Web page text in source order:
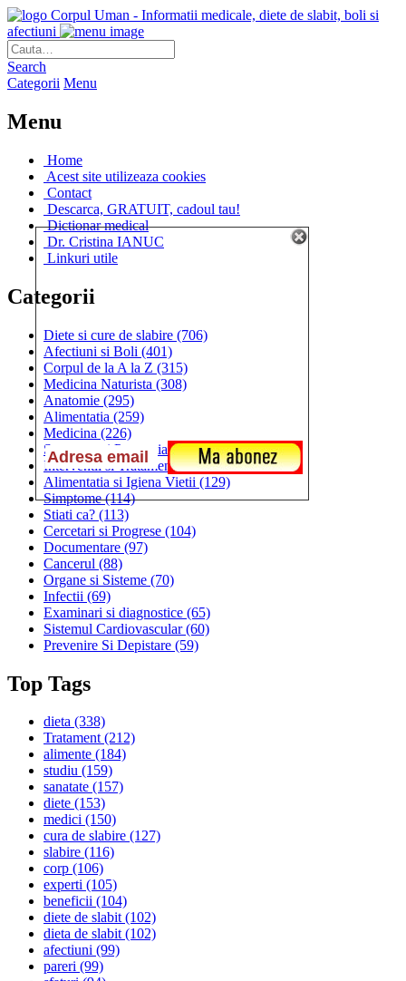
Corpul Uman - Informatii medicale, diete de slabit, boli si
afectiuni
Search
Categorii Menu
Menu
Home
Acest site utilizeaza cookies
Contact
Descarca, GRATUIT, cadoul tau!
Dictionar medical
Dr. Cristina IANUC
Linkuri utile
Categorii
Diete si cure de slabire (706)
Afectiuni si Boli (401)
Corpul de la A la Z (315)
Medicina Naturista (308)
Anatomie (295)
Alimentatia (259)
Medicina (226)
Sanatatea si Preventia(170)
Interventii si Tratamente(167)
Alimentatia si Igiena Vietii (129)
Simptome(114)
Stiati ca? (113)
Cercetari si Progrese (104)
Documentare (97)
Cancerul (88)
Organe si Sisteme (70)
Infectii (69)
Examinari si diagnostice (65)
Sistemul Cardiovascular(60)
Prevenire Si Depistare (59)
Top Tags
dieta (338)
Tratament(212)
alimente (184)
studiu (159)
sanatate (157)
diete (153)
medici (150)
cura de slabire (127)
slabire (116)
corp (106)
experti (105)
beneficii (104)
diete de slabit(102)
dieta de slabit(102)
afectiuni (99)
pareri (99)